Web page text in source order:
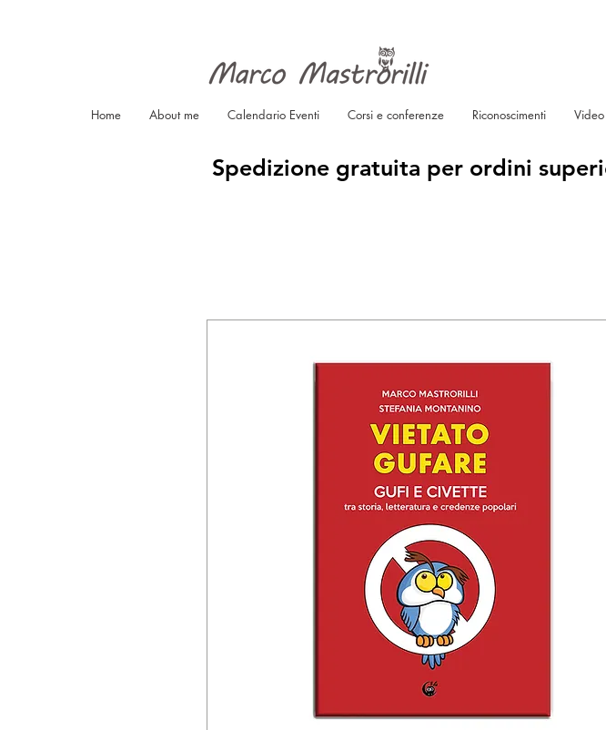
Home About me Calendario Eventi Corsi e conferenze Riconoscimenti Video
Spedizione gratuita per ordini